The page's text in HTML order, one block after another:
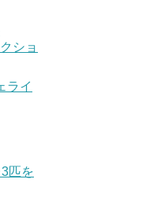
ショ
ライ
匹を